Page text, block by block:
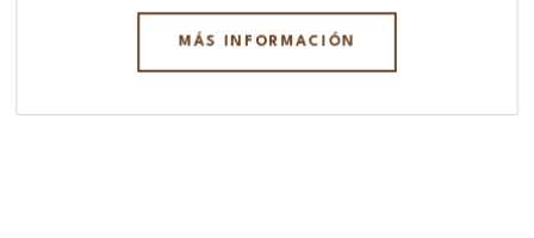
MÁS INFORMACIÓN